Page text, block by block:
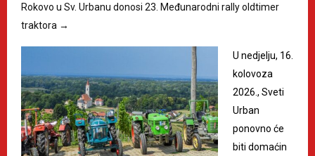
Rokovo u Sv. Urbanu donosi 23. Međunarodni rally oldtimer
traktora →
U nedjelju, 16.
kolovoza
2026., Sveti
Urban
ponovno će
biti domaćin